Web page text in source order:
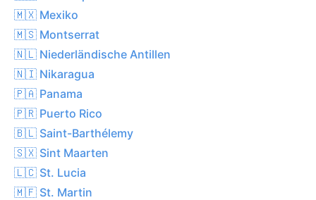
🇲🇽 Mexiko
🇲🇸 Montserrat
🇳🇱 Niederländische Antillen
🇳🇮 Nikaragua
🇵🇦 Panama
🇵🇷 Puerto Rico
🇧🇱 Saint-Barthélemy
🇸🇽 Sint Maarten
🇱🇨 St. Lucia
🇲🇫 St. Martin